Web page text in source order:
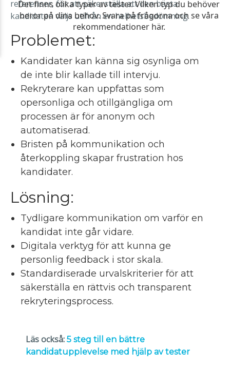
referenser, för att säkerställa att den bästa
kandidaten väljs utifrån en helhetsbedömning.
Problemet:
Kandidater kan känna sig osynliga om
de inte blir kallade till intervju.
Rekryterare kan uppfattas som
opersonliga och otillgängliga om
processen är för anonym och
automatiserad.
Bristen på kommunikation och
återkoppling skapar frustration hos
kandidater.
Lösning:
Tydligare kommunikation om varför en
kandidat inte går vidare.
Digitala verktyg för att kunna ge
personlig feedback i stor skala.
Standardiserade urvalskriterier för att
säkerställa en rättvis och transparent
rekryteringsprocess.
Läs också: 5 steg till en bättre
kandidatupplevelse med hjälp av tester